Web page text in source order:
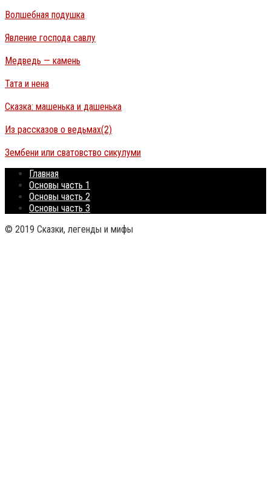
Волшебная подушка
Явление господа савлу
Медведь — камень
Тата и нена
Сказка: машенька и дашенька
Из рассказов о ведьмах(2)
Зембени или сватовство сикулуми
Главная
Основы часть 1
Основы часть 2
Основы часть 3
© 2019 Сказки, легенды и мифы